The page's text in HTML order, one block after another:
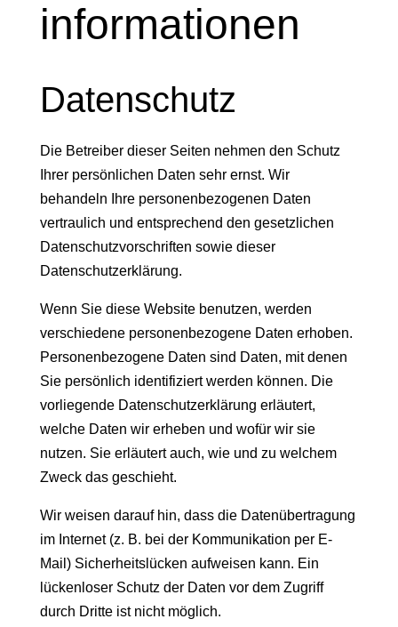
informationen
Datenschutz
Die Betreiber dieser Seiten nehmen den Schutz
Ihrer persönlichen Daten sehr ernst. Wir
behandeln Ihre personenbezogenen Daten
vertraulich und entsprechend den gesetzlichen
Datenschutzvorschriften sowie dieser
Datenschutzerklärung.
Wenn Sie diese Website benutzen, werden
verschiedene personenbezogene Daten erhoben.
Personenbezogene Daten sind Daten, mit denen
Sie persönlich identifiziert werden können. Die
vorliegende Datenschutzerklärung erläutert,
welche Daten wir erheben und wofür wir sie
nutzen. Sie erläutert auch, wie und zu welchem
Zweck das geschieht.
Wir weisen darauf hin, dass die Datenübertragung
im Internet (z. B. bei der Kommunikation per E-
Mail) Sicherheitslücken aufweisen kann. Ein
lückenloser Schutz der Daten vor dem Zugriff
durch Dritte ist nicht möglich.